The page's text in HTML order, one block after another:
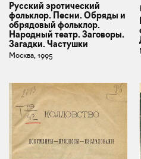
Русский эротический
фольклор. Песни. Обряды и
обрядовый фольклор.
Народный театр. Заговоры.
Загадки. Частушки
Москва, 1995